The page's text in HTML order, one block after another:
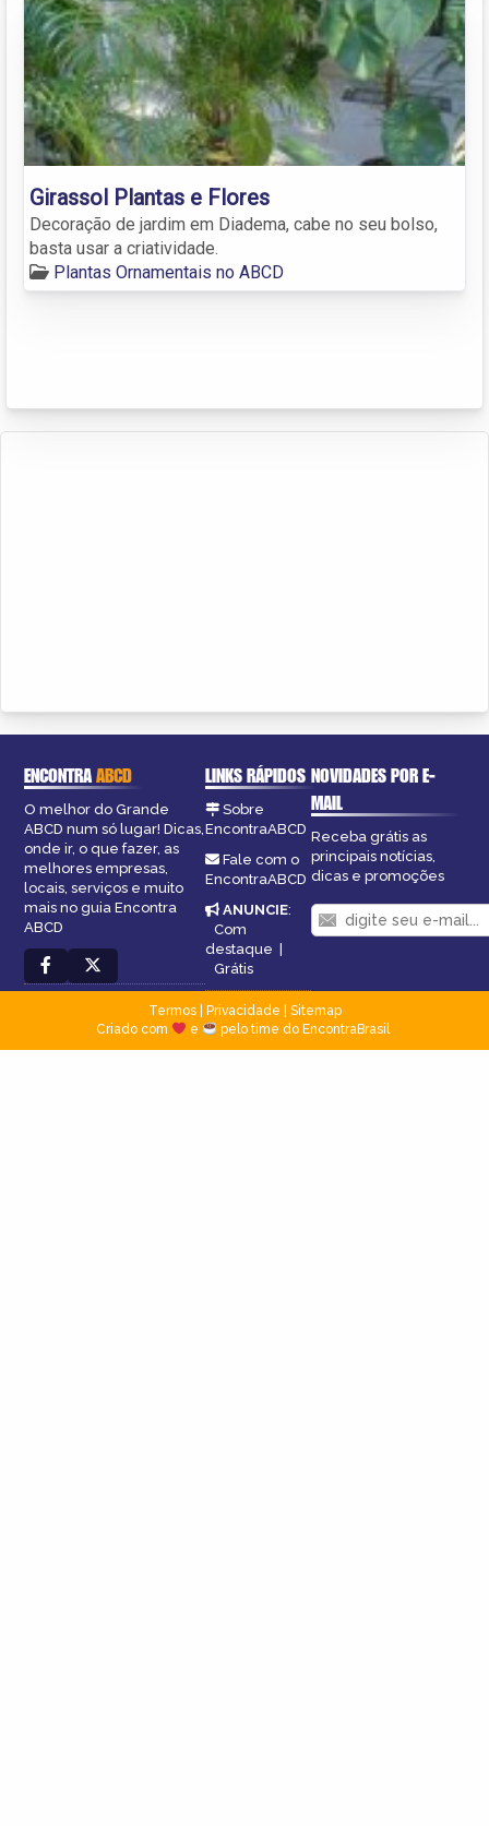
Girassol Plantas e Flores
Decoração de jardim em Diadema, cabe no seu bolso,
basta usar a criatividade.
Plantas Ornamentais no ABCD
ENCONTRAABCD
O melhor do Grande
ABCD num só lugar! Dicas,
onde ir, o que fazer, as
melhores empresas,
locais, serviços e muito
mais no guia Encontra
ABCD
LINKS RÁPIDOS
Sobre
EncontraABCD
Fale com o
EncontraABCD
ANUNCIE:
Com
destaque |
Grátis
NOVIDADES POR E-
MAIL
Receba grátis as
principais notícias,
dicas e promoções
Termos| Privacidade
Sitemap
Criado com
e pelo time do EncontraBrasil